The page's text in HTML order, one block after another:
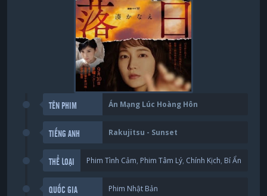
TÊN PHIM Án Mạng Lúc Hoàng Hôn
TIẾNG ANH Rakujitsu - Sunset
THỂ LOẠI Phim Tình Cảm, Phim Tâm Lý, Chính Kịch, Bí Ẩn
QUỐC GIA Phim Nhật Bản